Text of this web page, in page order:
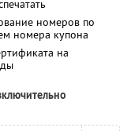
номеров по
номера купона
на